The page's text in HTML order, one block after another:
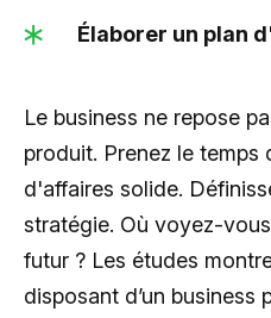
Élaborer un plan
Le business ne repose
produit. Prenez le temps
d'affaires solide.
stratégie. Où voyez-
futur ? Les études
disposant d’un business